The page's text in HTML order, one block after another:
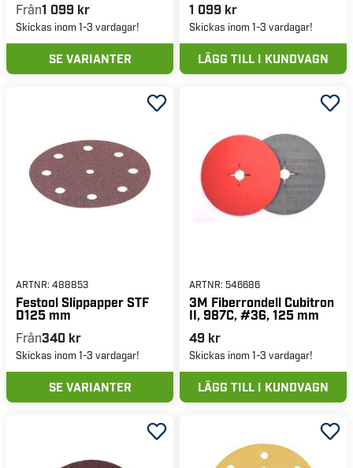
Från1 099 kr
Skickas inom 1-3 vardagar!
SE VARIANTER
1 099 kr
Skickas inom 1-3 vardagar!
LÄGG TILL I KUNDVAGN
ARTNR: 488853
Festool Slippapper STF
D125 mm
Från340 kr
Skickas inom 1-3 vardagar!
SE VARIANTER
ARTNR: 546686
3M Fiberrondell Cubitron
II, 987C, #36, 125 mm
49 kr
Skickas inom 1-3 vardagar!
LÄGG TILL I KUNDVAGN